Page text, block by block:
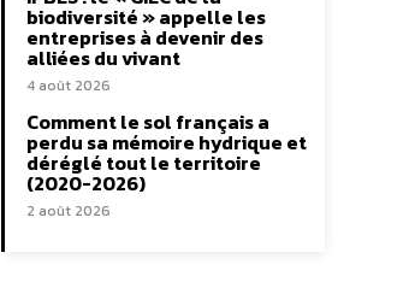
biodiversité » appelle les
entreprises à devenir des
alliées du vivant
4 août 2026
Comment le sol français a
perdu sa mémoire hydrique et
déréglé tout le territoire
(2020-2026)
2 août 2026